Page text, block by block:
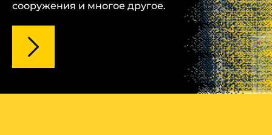
Мы осуществляем строительство офисных
зданий, торговых центров, гостиниц,
развлекательных объектов и других